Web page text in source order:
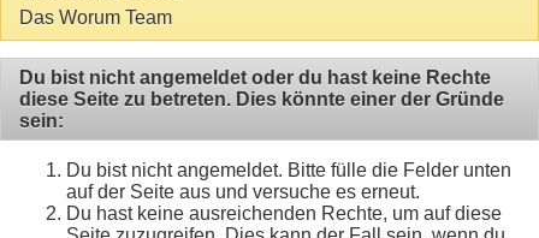
Das Worum Team
Du bist nicht angemeldet oder du hast keine Rechte
diese Seite zu betreten. Dies könnte einer der Gründe
sein:
Du bist nicht angemeldet. Bitte fülle die Felder unten
auf der Seite aus und versuche es erneut.
Du hast keine ausreichenden Rechte, um auf diese